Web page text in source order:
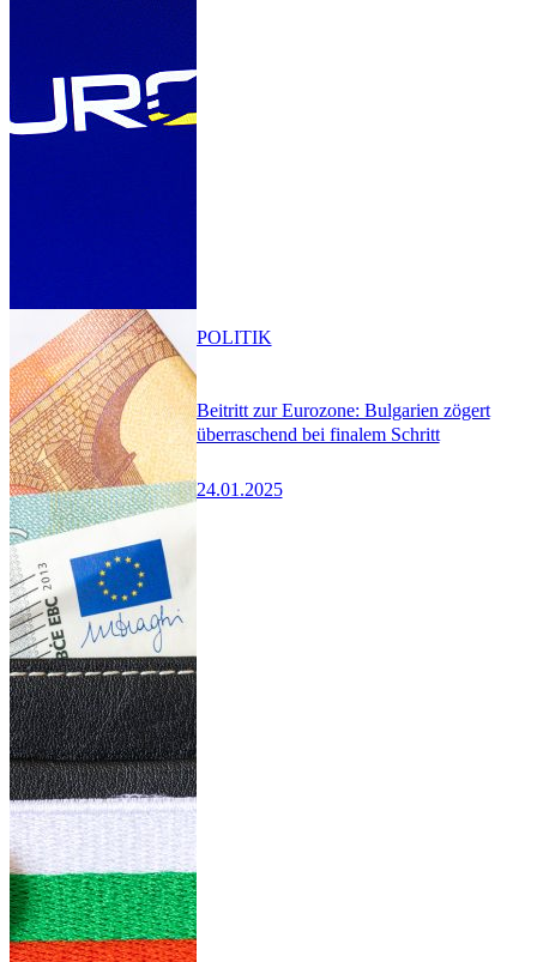
Beitritt zur Eurozone: Bulgarien zögert
überraschend bei finalem Schritt
24.01.2025
POLITIK